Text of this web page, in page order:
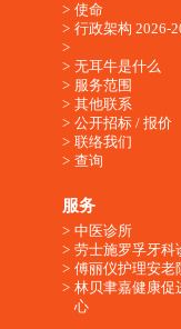
使命
行政架构 2026-
无耳牛是什么
服务范围
其他联系
公开招标 / 报价
联络我们
查询
服务
中医诊所
劳士施罗孚牙科
傅丽仪护理安老
林贝聿嘉健康促
心